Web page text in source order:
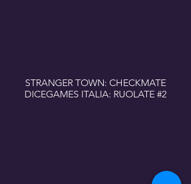
STRANGER TOWN: CHECKMATE
DICEGAMES ITALIA: RUOLATE #2